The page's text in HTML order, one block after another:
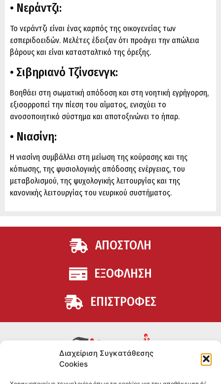
Διαχείριση Συγκατάθεσης
Cookies
• Νεράντζι:
Το νεράντζι είναι ένας καρπός της οικογενείας των
εσπεριδοειδών. Μελέτες έδειξαν ότι προάγει την απώλεια
βάρους και είναι κατασταλτικό της όρεξης.
• Σιβηριανό Τζίνσενγκ:
Βοηθάει στη σωματική απόδοση και στη νοητική εγρήγορση,
εξισορροπεί την πίεση του αίματος, ενισχύει το
ανοσοποιητικό σύστημα και αποτοξινώνει το ήπαρ.
• Νιασίνη:
Η νιασίνη συμβάλλει στη μείωση της κούρασης και της
κόπωσης, της φυσιολογικής απόδοσης ενέργειας, του
μεταβολισμού, της ψυχολογικής λειτουργίας και της
κανονικής λειτουργίας του νευρικού συστήματος.
ΑΠΟΣΤΟΛΗ
ΕΞΟΦΛΗΣΗ
ΕΠΙΣΤΡΟΦΕΣ